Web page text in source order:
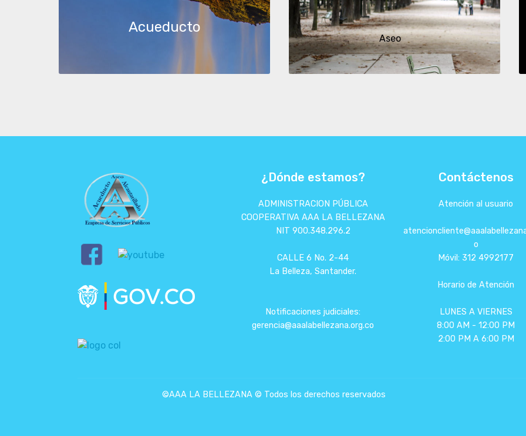
Acueducto
Aseo
¿Dónde estamos?
ADMINISTRACION PÚBLICA
COOPERATIVA AAA LA BELLEZANA
NIT 900.348.296.2
CALLE 6 No. 2-44
La Belleza, Santander.
Notificaciones judiciales:
gerencia@aaalabellezana.org.co
Contáctenos
Atención al usuario
o
Móvil: 312 4992177
Horario de Atención
LUNES A VIERNES
8:00 AM - 12:00 PM
2:00 PM A 6:00 PM
©AAA LA BELLEZANA © Todos los derechos reservados